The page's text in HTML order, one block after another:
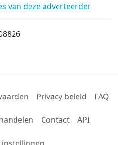
van deze adverteerder
Privacy beleid FAQ
Contact API